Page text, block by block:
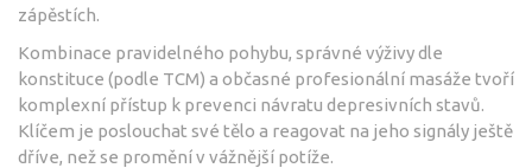
zápěstích.
Kombinace pravidelného pohybu, správné výživy dle
konstituce (podle TCM) a občasné profesionální masáže tvoří
komplexní přístup k prevenci návratu depresivních stavů.
Klíčem je poslouchat své tělo a reagovat na jeho signály ještě
dříve, než se promění v vážnější potíže.